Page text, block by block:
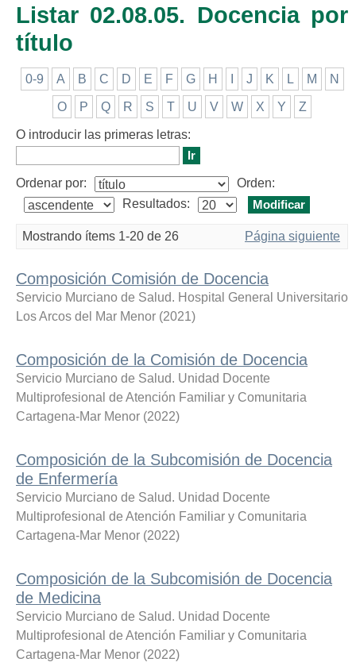
Listar 02.08.05. Docencia por
título
0-9 A B C D E F G H J K L M N
O P Q R S T U V W X Y Z
O introducir las primeras letras:
Ordenar por:
Orden:
Resultados:
Mostrando ítems 1-20 de 26 Página siguiente
Composición Comisión de Docencia
Servicio Murciano de Salud. Hospital General Universitario
Los Arcos del Mar Menor (2021)
Composición de la Comisión de Docencia
Servicio Murciano de Salud. Unidad Docente
Multiprofesional de Atención Familiar y Comunitaria
Cartagena-Mar Menor (2022)
Composición de la Subcomisión de Docencia
de Enfermería
Servicio Murciano de Salud. Unidad Docente
Multiprofesional de Atención Familiar y Comunitaria
Cartagena-Mar Menor (2022)
Composición de la Subcomisión de Docencia
de Medicina
Servicio Murciano de Salud. Unidad Docente
Multiprofesional de Atención Familiar y Comunitaria
Cartagena-Mar Menor (2022)